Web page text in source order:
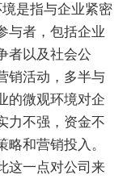
是指与企业紧密
与者，包括企业
者以及社会公
销活动，多半与
的微观环境对企
力不强，资金不
和营销投入。
这一点对公司来